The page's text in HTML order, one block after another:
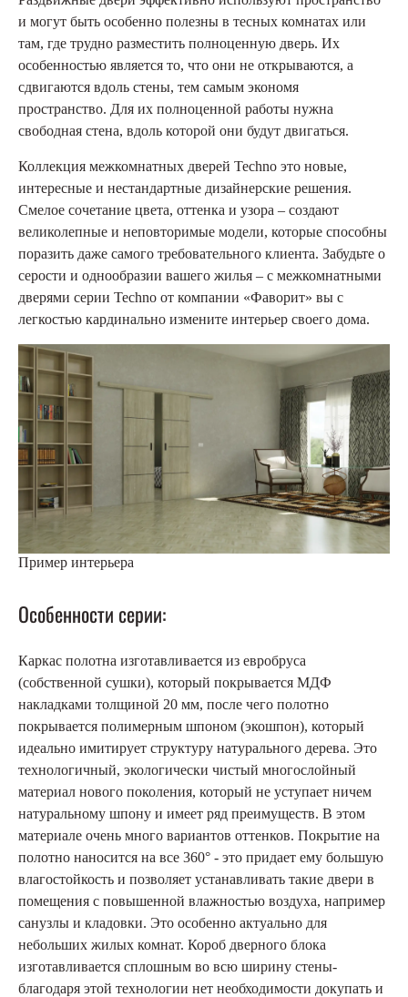
и могут быть особенно полезны в тесных комнатах или
там, где трудно разместить полноценную дверь. Их
особенностью является то, что они не открываются, а
сдвигаются вдоль стены, тем самым экономя
пространство. Для их полноценной работы нужна
свободная стена, вдоль которой они будут двигаться.
Коллекция межкомнатных дверей Techno это новые,
интересные и нестандартные дизайнерские решения.
Смелое сочетание цвета, оттенка и узора – создают
великолепные и неповторимые модели, которые способны
поразить даже самого требовательного клиента. Забудьте о
серости и однообразии вашего жилья – с межкомнатными
дверями серии Techno от компании «Фаворит» вы с
легкостью кардинально измените интерьер своего дома.
Пример интерьера
Особенности серии:
Каркас полотна изготавливается из евробруса
(собственной сушки), который покрывается МДФ
накладками толщиной 20 мм, после чего полотно
покрывается полимерным шпоном (экошпон), который
идеально имитирует структуру натурального дерева. Это
технологичный, экологически чистый многослойный
материал нового поколения, который не уступает ничем
натуральному шпону и имеет ряд преимуществ. В этом
материале очень много вариантов оттенков. Покрытие на
полотно наносится на все 360° - это придает ему большую
влагостойкость и позволяет устанавливать такие двери в
помещения с повышенной влажностью воздуха, например
санузлы и кладовки. Это особенно актуально для
небольших жилых комнат. Короб дверного блока
изготавливается сплошным во всю ширину стены-
благодаря этой технологии нет необходимости докупать и